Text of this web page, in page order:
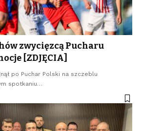
zwycięzcą Pucharu
[ZDJĘCIA]
po Puchar Polski na szczeblu
spotkaniu…